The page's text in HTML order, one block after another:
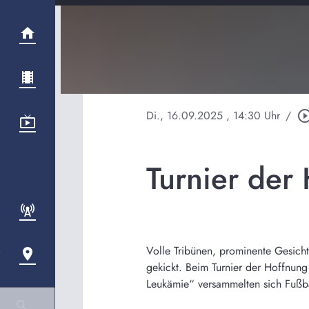
Di., 16.09.2025 , 14:30 Uhr /
Turnier
Volle Tribünen, prominente
gekickt. Beim Turnier der
Leukämie“ versammelten sich